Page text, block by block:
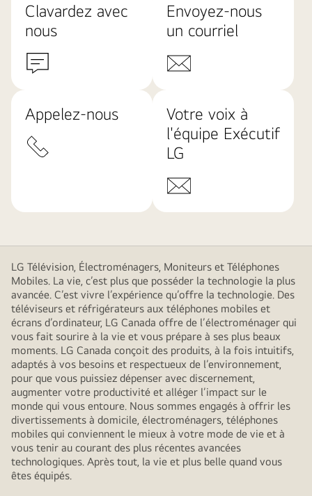
Clavardez avec
nous
Envoyez-nous
un courriel
Appelez-nous
Votre voix à
l'équipe Exécutif
LG
LG Télévision, Électroménagers, Moniteurs et Téléphones
Mobiles. La vie, c’est plus que posséder la technologie la plus
avancée. C’est vivre l’expérience qu’offre la technologie. Des
téléviseurs et réfrigérateurs aux téléphones mobiles et
écrans d’ordinateur, LG Canada offre de l’électroménager qui
vous fait sourire à la vie et vous prépare à ses plus beaux
moments. LG Canada conçoit des produits, à la fois intuitifs,
adaptés à vos besoins et respectueux de l’environnement,
pour que vous puissiez dépenser avec discernement,
augmenter votre productivité et alléger l’impact sur le
monde qui vous entoure. Nous sommes engagés à offrir les
divertissements à domicile, électroménagers, téléphones
mobiles qui conviennent le mieux à votre mode de vie et à
vous tenir au courant des plus récentes avancées
technologiques. Après tout, la vie et plus belle quand vous
êtes équipés.